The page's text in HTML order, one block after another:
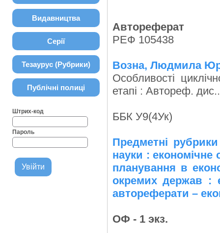
Видавництва
Серії
Тезаурус (Рубрики)
Публічні полиці
Штрих-код
Пароль
Автореферат
РЕФ 105438
Возна, Людмила
Особливості
етапі : Автореф.
ББК У9(4Ук)
Предметні
науки : економічне
планування в
окремих держав :
автореферати –
ОФ - 1 экз.